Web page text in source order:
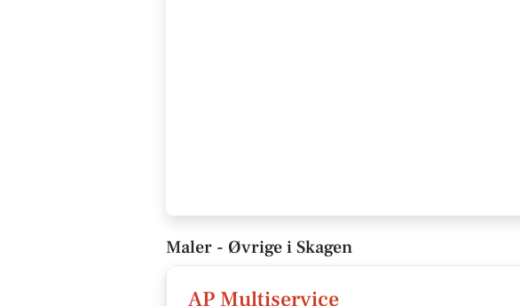
Maler - Øvrige i Skagen
AP Multiservice